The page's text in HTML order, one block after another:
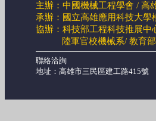
主辦：中國機械工程學會 / 高
承辦：國立高雄應用科技大學
協辦：科技部工程科技推展中
陸軍官校機械系/ 教育
聯絡洽詢
地址：高雄市三民區建工路415